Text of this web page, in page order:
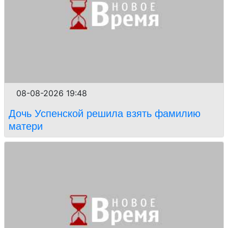
08-08-2026 19:48
Дочь Успенской решила взять фамилию
матери